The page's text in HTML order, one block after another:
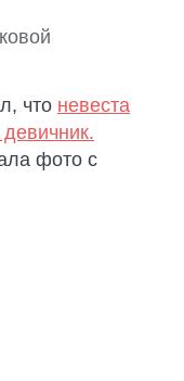
что невеста
фото с